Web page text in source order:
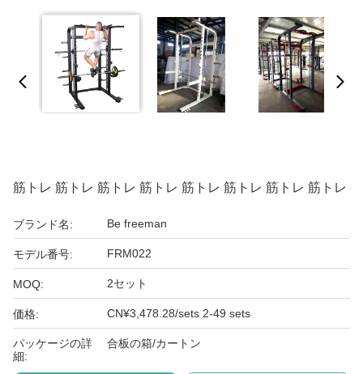
筋トレ 筋トレ 筋トレ 筋トレ 筋トレ 筋トレ 筋トレ 筋トレ
ブランド名: Be freeman
モデル番号: FRM022
MOQ: 2セット
価格: CN¥3,478.28/sets 2-49 sets
パッケージの詳
細:
合板の箱/カートン